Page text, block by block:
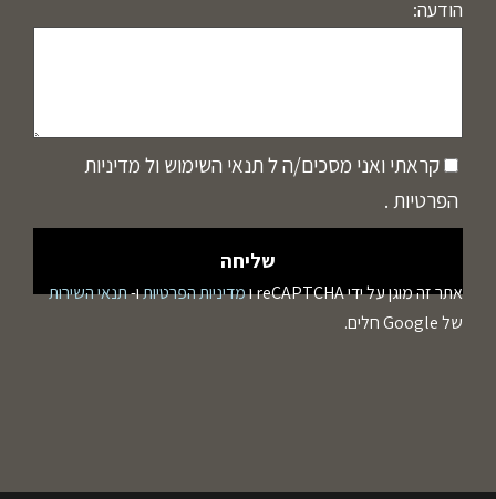
הודעה:
קראתי ואני מסכים/ה ל תנאי השימוש ול מדיניות
הפרטיות .
אתר זה מוגן על ידי reCAPTCHA ו מדיניות הפרטיותו-תנאי השירות
של Google חלים.